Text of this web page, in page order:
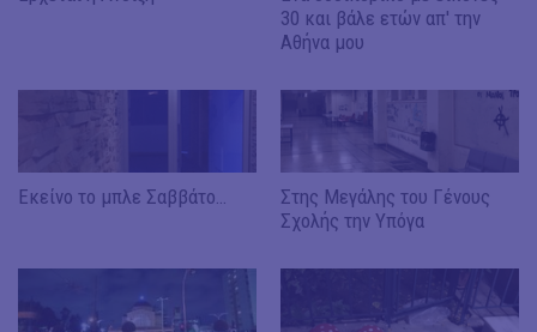
30 και βάλε ετών απ' την
Αθήνα μου
Εκείνο το μπλε Σαββάτο…
Στης Μεγάλης του Γένους
Σχολής την Υπόγα